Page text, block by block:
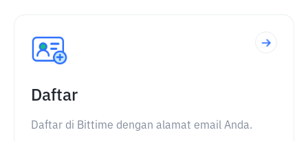
Daftar
Daftar di Bittime dengan alamat email Anda.